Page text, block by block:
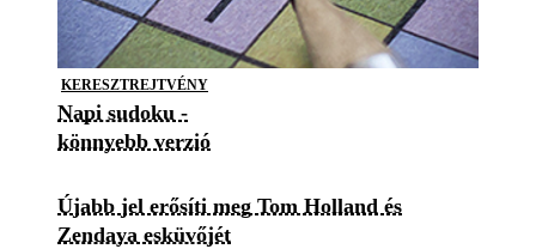
KERESZTREJTVÉNY
Napi sudoku -
könnyebb verzió
Újabb jel erősíti meg Tom Holland és
Zendaya esküvőjét